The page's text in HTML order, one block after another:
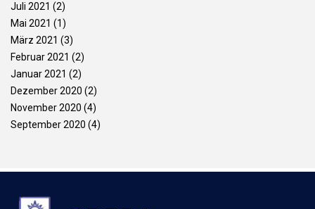
Juli 2021 (2)
Mai 2021 (1)
März 2021 (3)
Februar 2021 (2)
Januar 2021 (2)
Dezember 2020 (2)
November 2020 (4)
September 2020 (4)